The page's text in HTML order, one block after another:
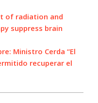
of radiation and
suppress brain
Ministro Cerda “El
recuperar el